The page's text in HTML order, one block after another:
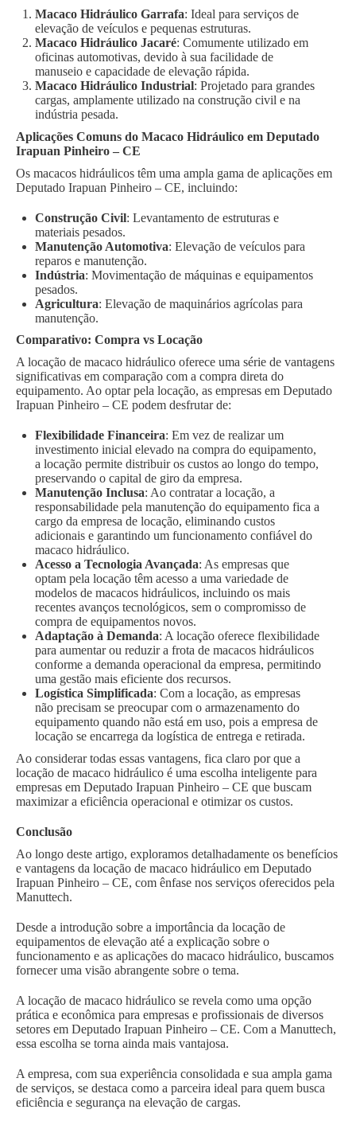
Macaco Hidráulico Garrafa: Ideal para serviços de
elevação de veículos e pequenas estruturas.
Macaco Hidráulico Jacaré: Comumente utilizado em
oficinas automotivas, devido à sua facilidade de
manuseio e capacidade de elevação rápida.
Macaco Hidráulico Industrial: Projetado para grandes
cargas, amplamente utilizado na construção civil e na
indústria pesada.
Aplicações Comuns do Macaco Hidráulico em Deputado
Irapuan Pinheiro – CE
Os macacos hidráulicos têm uma ampla gama de aplicações em
Deputado Irapuan Pinheiro – CE, incluindo:
Construção Civil: Levantamento de estruturas e
materiais pesados.
Manutenção Automotiva: Elevação de veículos para
reparos e manutenção.
Indústria: Movimentação de máquinas e equipamentos
pesados.
Agricultura: Elevação de maquinários agrícolas para
manutenção.
Comparativo: Compra vs Locação
A locação de macaco hidráulico oferece uma série de vantagens
significativas em comparação com a compra direta do
equipamento. Ao optar pela locação, as empresas em Deputado
Irapuan Pinheiro – CE podem desfrutar de:
Flexibilidade Financeira: Em vez de realizar um
investimento inicial elevado na compra do equipamento,
a locação permite distribuir os custos ao longo do tempo,
preservando o capital de giro da empresa.
Manutenção Inclusa: Ao contratar a locação, a
responsabilidade pela manutenção do equipamento fica a
cargo da empresa de locação, eliminando custos
adicionais e garantindo um funcionamento confiável do
macaco hidráulico.
Acesso a Tecnologia Avançada: As empresas que
optam pela locação têm acesso a uma variedade de
modelos de macacos hidráulicos, incluindo os mais
recentes avanços tecnológicos, sem o compromisso de
compra de equipamentos novos.
Adaptação à Demanda: A locação oferece flexibilidade
para aumentar ou reduzir a frota de macacos hidráulicos
conforme a demanda operacional da empresa, permitindo
uma gestão mais eficiente dos recursos.
Logística Simplificada: Com a locação, as empresas
não precisam se preocupar com o armazenamento do
equipamento quando não está em uso, pois a empresa de
locação se encarrega da logística de entrega e retirada.
Ao considerar todas essas vantagens, fica claro por que a
locação de macaco hidráulico é uma escolha inteligente para
empresas em Deputado Irapuan Pinheiro – CE que buscam
maximizar a eficiência operacional e otimizar os custos.
Conclusão
Ao longo deste artigo, exploramos detalhadamente os benefícios
e vantagens da locação de macaco hidráulico em Deputado
Irapuan Pinheiro – CE, com ênfase nos serviços oferecidos pela
Manuttech.
Desde a introdução sobre a importância da locação de
equipamentos de elevação até a explicação sobre o
funcionamento e as aplicações do macaco hidráulico, buscamos
fornecer uma visão abrangente sobre o tema.
A locação de macaco hidráulico se revela como uma opção
prática e econômica para empresas e profissionais de diversos
setores em Deputado Irapuan Pinheiro – CE. Com a Manuttech,
essa escolha se torna ainda mais vantajosa.
A empresa, com sua experiência consolidada e sua ampla gama
de serviços, se destaca como a parceira ideal para quem busca
eficiência e segurança na elevação de cargas.